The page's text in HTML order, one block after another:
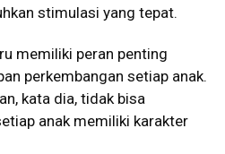
stimulasi yang tepat.
memiliki peran penting
perkembangan setiap anak.
kata dia, tidak bisa
anak memiliki karakter